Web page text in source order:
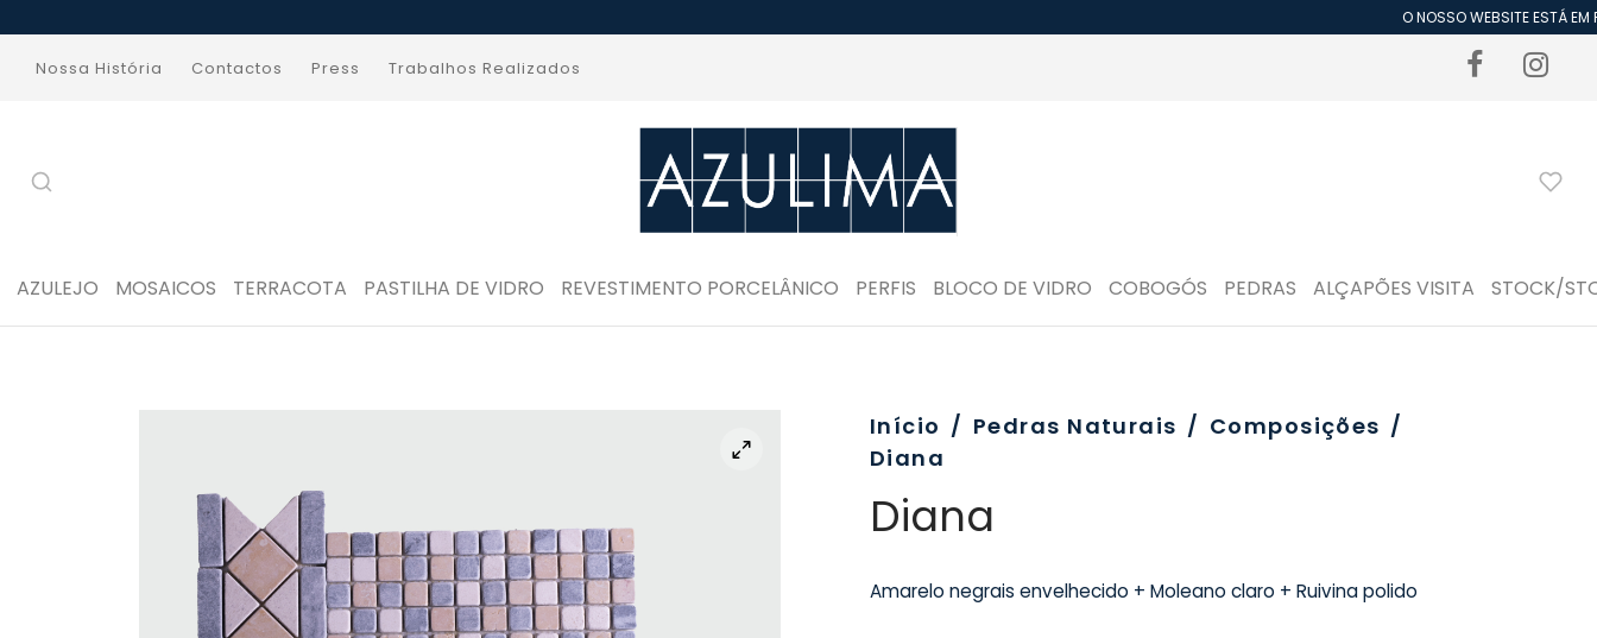
O NOSSO WEBSITE ESTÁ
Nossa História Contactos Press Trabalhos Realizados
AZULEJO MOSAICOS TERRACOTA PASTILHA DE VIDRO REVESTIMENTO PORCELÂNICO PERFIS BLOCO DE VIDRO COBOGÓS PEDRAS ALÇAPÕES VISITA STOCK/
Início / Pedras Naturais / Composições /
Diana
Diana
Amarelo negrais envelhecido + Moleano claro + Ruivina polido